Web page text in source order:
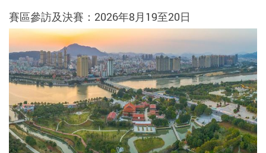
賽區參訪及決賽：2026年8月19至20日